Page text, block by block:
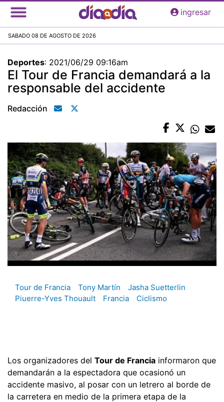
Pasar
al
principal
ingresar
SABADO 08 DE AGOSTO DE 2026
Deportes: 2021/06/29 09:16am
El Tour de Francia demandará a la
responsable del accidente
Redacción
Tour de Francia Tony Martín
Jasha Suetterlin
Piuerre-Yves Thouault
Francia Ciclismo
Los organizadores del Tour de Francia informaron que
demandarán a la espectadora que ocasionó un
accidente masivo, al posar con un letrero al borde de
la carretera en medio de la primera etapa de la